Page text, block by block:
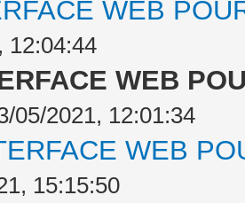
WEB
12:04:44
WEB
05/2021, 12:01:34
WEB
15:15:50